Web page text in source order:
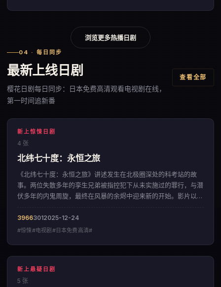
浏览更多热播日剧
04 · 每日同步
最新上线日剧
樱花日剧每日同步：日本免费高清观看电视剧在线，
第一时间追新番
查看全部
新上惊悚日剧
4 张
北纬七十度：永恒之旅
《北纬七十度：永恒之旅》讲述发生在北极圈深处的科考站的故
事。两位失散多年的孪生兄弟被指控犯下从未实施过的罪行，与潜
伏多年的内鬼周旋，最终在风暴的余烬中迎来新的开始。影片以凌
39663012025-12-24
#惊悚#电视剧#日本免费高清#
新上悬疑日剧
5 张